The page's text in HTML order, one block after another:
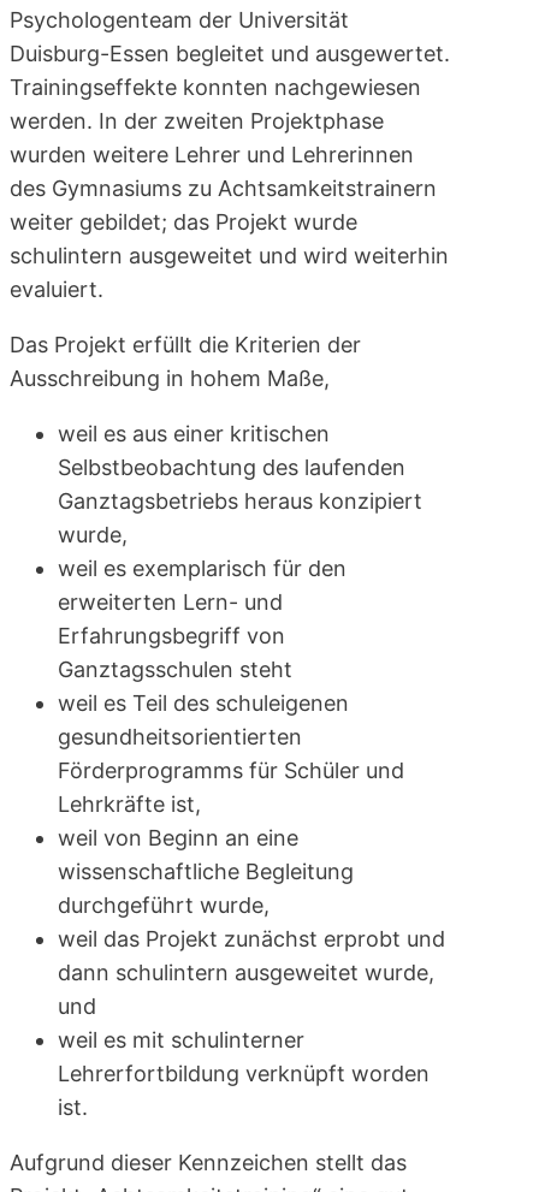
Psychologenteam der Universität
Duisburg-Essen begleitet und ausgewertet.
Trainingseffekte konnten nachgewiesen
werden. In der zweiten Projektphase
wurden weitere Lehrer und Lehrerinnen
des Gymnasiums zu Achtsamkeitstrainern
weiter gebildet; das Projekt wurde
schulintern ausgeweitet und wird weiterhin
evaluiert.
Das Projekt erfüllt die Kriterien der
Ausschreibung in hohem Maße,
weil es aus einer kritischen
Selbstbeobachtung des laufenden
Ganztagsbetriebs heraus konzipiert
wurde,
weil es exemplarisch für den
erweiterten Lern- und
Erfahrungsbegriff von
Ganztagsschulen steht
weil es Teil des schuleigenen
gesundheitsorientierten
Förderprogramms für Schüler und
Lehrkräfte ist,
weil von Beginn an eine
wissenschaftliche Begleitung
durchgeführt wurde,
weil das Projekt zunächst erprobt und
dann schulintern ausgeweitet wurde,
und
weil es mit schulinterner
Lehrerfortbildung verknüpft worden
ist.
Aufgrund dieser Kennzeichen stellt das